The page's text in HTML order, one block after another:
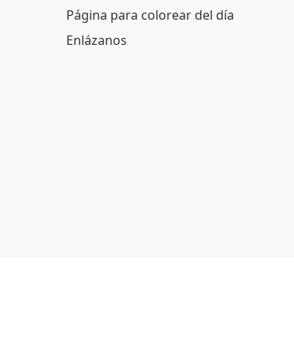
Página para colorear del día
Enlázanos